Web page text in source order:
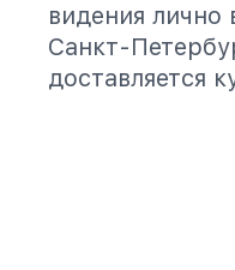
видения лично
Санкт-
доставляется